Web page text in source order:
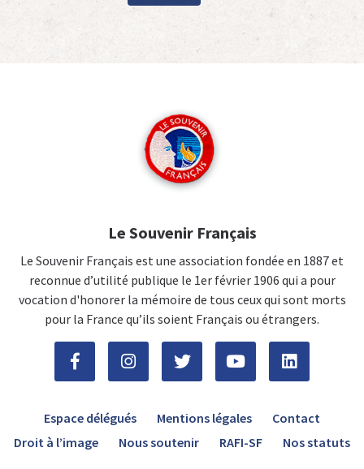
Le Souvenir Français
Le Souvenir Français est une association fondée en 1887 et
reconnue d’utilité publique le 1er février 1906 qui a pour
vocation d'honorer la mémoire de tous ceux qui sont morts
pour la France qu’ils soient Français ou étrangers.
Espace délégués Mentions légales
Contact
Droit à l’image
Nous soutenir RAFI-SF Nos statuts